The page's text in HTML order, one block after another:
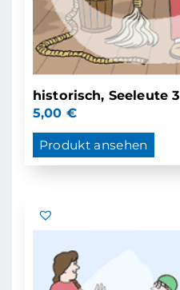
historisch, Seeleute 3
5,00 €
Produkt ansehen